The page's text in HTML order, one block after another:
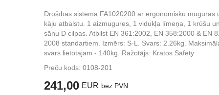
Drošības sistēma FA1020200 ar ergonomisku muguras
kāju atbalstu. 1 aizmugures, 1 vidukļa līmeņa, 1 krūšu
sānu D cilpas. Atbilst EN 361:2002, EN 358:2000 & EN
2008 standartiem. Izmērs: S-L. Svars: 2.26kg.
svars lietotajam - 140kg. Ražotājs: Kratos Safety
Preču kods: 0108-201
241,00 EUR bez PVN